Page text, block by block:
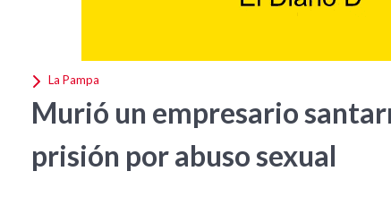
La Pampa
Murió un empresario
prisión por abuso sexual